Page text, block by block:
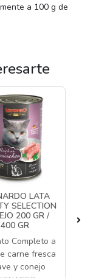
a 100 g de
LATA
SELECTION
200 GR /
400 GR
Completo a
carne fresca
y conejo